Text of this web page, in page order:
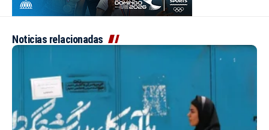
Noticias relacionadas